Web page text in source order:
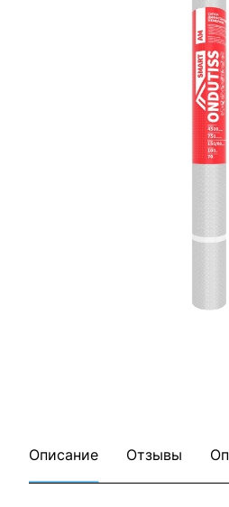
Все
Описание Отзывы